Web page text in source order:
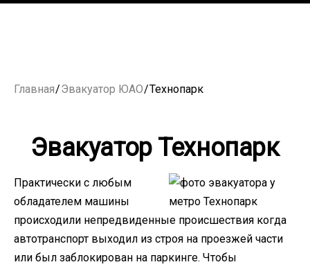
Главная/Эвакуатор ЮАО/Технопарк
Эвакуатор Технопарк
Практически с любым
обладателем машины
происходили непредвиденные происшествия когда
автотранспорт выходил из строя на проезжей части
или был заблокирован на паркинге. Чтобы